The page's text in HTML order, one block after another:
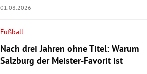
01.08.2026
Fußball
Nach drei Jahren ohne Titel: Warum
Salzburg der Meister-Favorit ist